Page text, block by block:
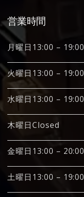
営業時間
月曜日13:00 – 19:00
火曜日13:00 – 19:00
水曜日13:00 – 19:00
木曜日Closed
金曜日13:00 – 20:00
土曜日13:00 – 19:00